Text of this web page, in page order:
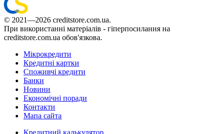
© 2021—2026 creditstore.com.ua.
При використанні матеріалів - гіперпосилання на
creditstore.com.ua обов'язкова.
Мікрокредити
Кредитні картки
Споживчі кредити
Банки
Новини
Економічні поради
Контакти
Мапа сайта